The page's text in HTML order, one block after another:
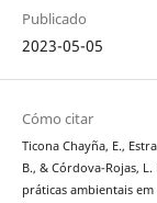
Publicado
2023-05-05
Cómo citar
Ticona Chayña, E.,
B., & Córdova-Rojas,
práticas ambientais